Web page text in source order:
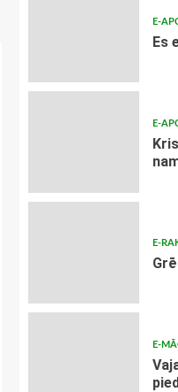
E-
Es
E-
E-
E-